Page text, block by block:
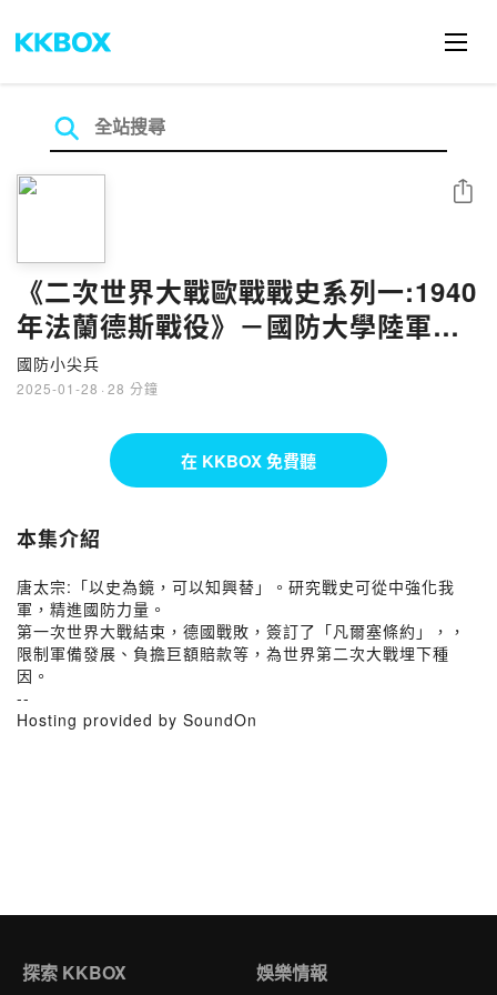
《二次世界大戰歐戰戰史系列一:1940
年法蘭德斯戰役》－國防大學陸軍指
揮參謀學院鄒璁隆老師
國防小尖兵
2025-01-28 · 28 分鐘
分享
在 KKBOX 免費聽
本集介紹
唐太宗:「以史為鏡，可以知興替」。研究戰史可從中強化我
軍，精進國防力量。
第一次世界大戰結束，德國戰敗，簽訂了「凡爾塞條約」，，
限制軍備發展、負擔巨額賠款等，為世界第二次大戰埋下種
因。
--
Hosting provided by SoundOn
探索 KKBOX 娛樂情報